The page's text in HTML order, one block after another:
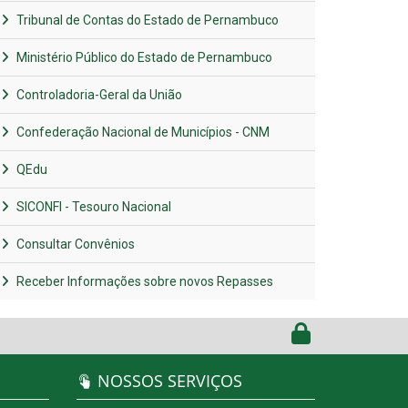
Tribunal de Contas do Estado de Pernambuco
Ministério Público do Estado de Pernambuco
Controladoria-Geral da União
Confederação Nacional de Municípios - CNM
QEdu
SICONFI - Tesouro Nacional
Consultar Convênios
Receber Informações sobre novos Repasses
NOSSOS SERVIÇOS